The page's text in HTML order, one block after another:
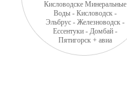
Кисловодске Минеральные
Воды - Кисловодск -
Эльбрус - Железноводск -
Ессентуки - Домбай -
Пятигорск + авиа